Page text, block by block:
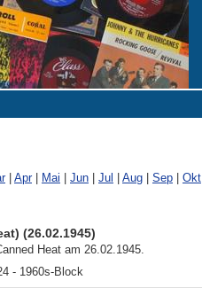
| Apr| Mai Jun Jul Aug Sep Okt
(26.02.1945)
Heat am 26.02.1945.
- 1960s-Block